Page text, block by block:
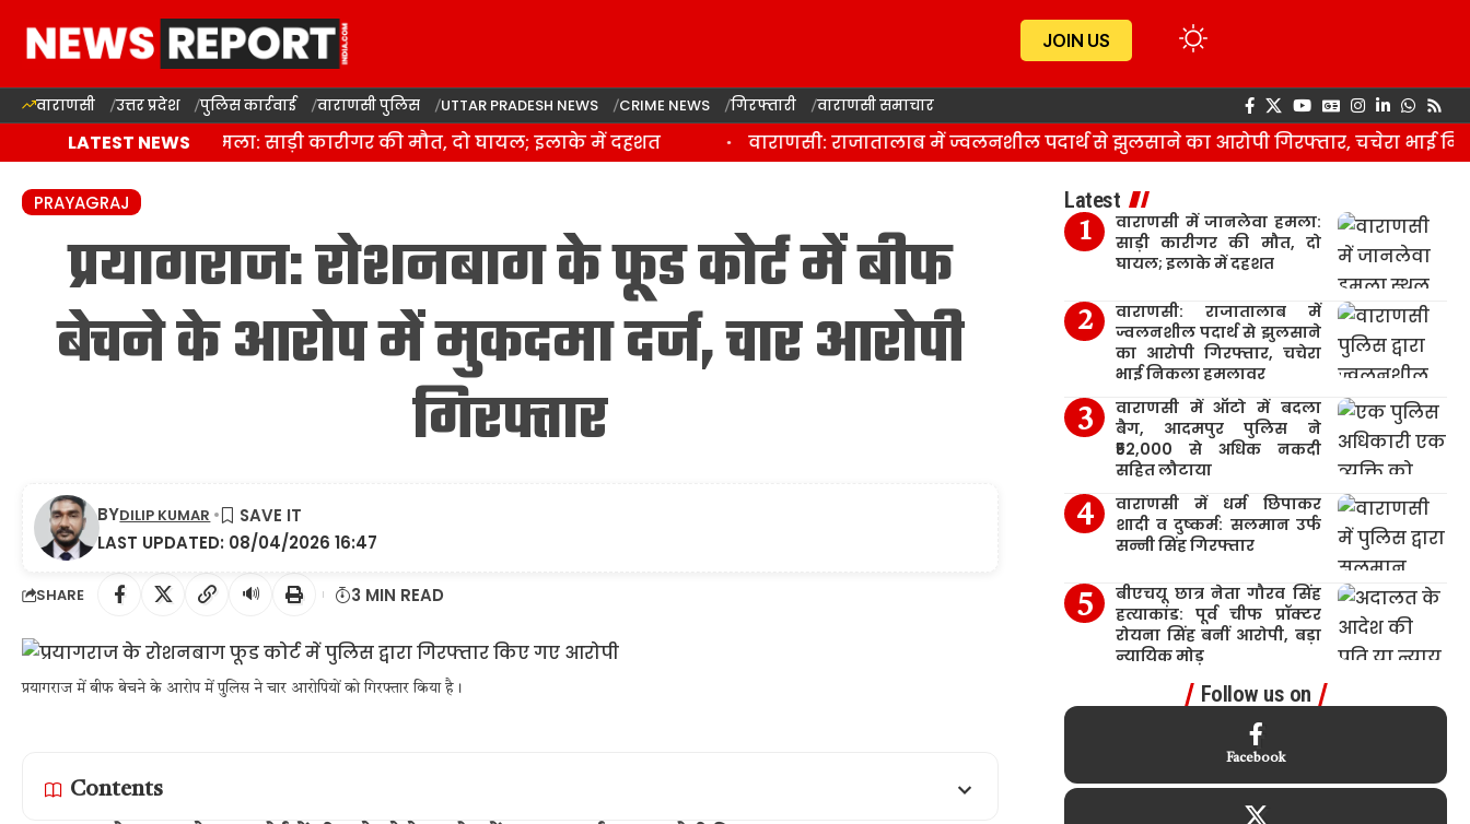
JOIN US
वाराणसी उत्तर प्रदेश पुलिस कार्रवाई वाराणसी पुलिस UTTAR PRADESH NEWS CRIME NEWS गिरफ्तारी वाराणसी समाचार
LATEST NEWS
में जानलेवा हमला: साड़ी कारीगर की मौत, दो घायल; इलाके में दहशत वाराणसी: राजातालाब में ज्वलनशील पदार्थ से झुलसाने का आरोपी गिरफ्तार, चचेरा भाई
PRAYAGRAJ
प्रयागराज: रोशनबाग के फूड कोर्ट में बीफ
बेचने के आरोप में मुकदमा दर्ज, चार आरोपी
गिरफ्तार
LAST UPDATED: 08/04/2026 16:47
BYDILIP KUMAR
SHARE 🔊 3 MIN READ
प्रयागराज में बीफ बेचने के आरोप में पुलिस ने चार आरोपियों को गिरफ्तार किया है।
Contents
Latest
वाराणसी में जानलेवा हमला:
साड़ी कारीगर की मौत, दो
घायल; इलाके में दहशत
वाराणसी: राजातालाब में
ज्वलनशील पदार्थ से झुलसाने
का आरोपी गिरफ्तार, चचेरा
भाई निकला हमलावर
वाराणसी में ऑटो में बदला
बैग, आदमपुर पुलिस ने
₹52,000 से अधिक नकदी
सहित लौटाया
वाराणसी में धर्म छिपाकर
शादी व दुष्कर्म: सलमान उर्फ
सन्नी सिंह गिरफ्तार
बीएचयू छात्र नेता गौरव सिंह
हत्याकांड: पूर्व चीफ प्रॉक्टर
रोयना सिंह बनीं आरोपी, बड़ा
न्यायिक मोड़
Follow us on
Facebook